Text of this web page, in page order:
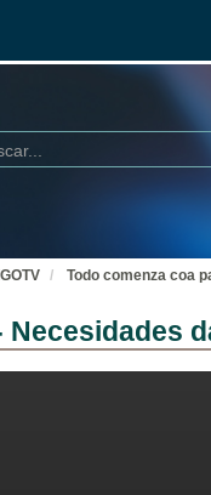
Todo comenza coa